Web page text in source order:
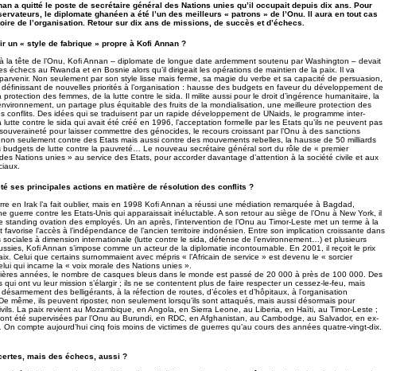
a quitté le poste de secrétaire général des Nations unies qu’il occupait depuis dix ans. Pour
le diplomate ghanéen a été l’un des meilleurs « patrons » de l’Onu. Il aura en tout cas
de l’organisation. Retour sur dix ans de missions, de succès et d’échecs.
un « style de fabrique » propre à Kofi Annan ?
la tête de l’Onu, Kofi Annan – diplomate de longue date ardemment soutenu par Washington – devait
échecs au Rwanda et en Bosnie alors qu’il dirigeait les opérations de maintien de la paix. Il va
Non seulement par son style lisse mais ferme, sa magie du verbe et sa capacité de persuasion,
de nouvelles priorités à l’organisation : hausse des budgets en faveur du développement de
protection des femmes, de la lutte contre le sida. Il milite aussi pour le droit d’ingérence humanitaire, la
un partage plus équitable des fruits de la mondialisation, une meilleure protection des
conflits. Des idées qui se traduisent par un rapide développement de UNaids, le programme inter-
lutte contre le sida qui avait été créé en 1996, l’acceptation formelle par les Etats qu’ils ne peuvent pas
pour laisser commettre des génocides, le recours croissant par l’Onu à des sanctions
seulement contre des Etats mais aussi contre des mouvements rebelles, la hausse de 50 milliards
budgets de lutte contre la pauvreté… Le nouveau secrétaire général sort du rôle de « premier
Nations unies » au service des Etats, pour accorder davantage d’attention à la société civile et aux
ses principales actions en matière de résolution des conflits ?
en Irak l’a fait oublier, mais en 1998 Kofi Annan a réussi une médiation remarquée à Bagdad,
guerre contre les Etats-Unis qui apparaissait inéluctable. A son retour au siège de l’Onu à New York, il
standing ovation des employés. Un an après, l’intervention de l’Onu au Timor-Leste met un terme à la
favorise l’accès à l’indépendance de l’ancien territoire indonésien. Entre son implication croissante dans
sociales à dimension internationale (lutte contre le sida, défense de l’environnement…) et plusieurs
Kofi Annan s’impose comme un acteur de la diplomatie incontournable. En 2001, il reçoit le prix
Celui que certains surnommaient avec mépris « l’Africain de service » est devenu le « sorcier
qui incarne la « voix morale des Nations unies ».
années, le nombre de casques bleus dans le monde est passé de 20 000 à près de 100 000. Des
qui ont vu leur mission s’élargir ; ils ne se contentent plus de faire respecter un cessez-le-feu, mais
des belligérants, à la réfection de routes, d’écoles et d’hôpitaux, à l’organisation
même, ils peuvent riposter, non seulement lorsqu’ils sont attaqués, mais aussi désormais pour
La paix revient au Mozambique, en Angola, en Sierra Leone, au Liberia, en Haïti, au Timor-Leste ;
été supervisées par l’Onu au Burundi, en RDC, en Afghanistan, au Cambodge, au Salvador, en ex-
compte aujourd’hui cinq fois moins de victimes de guerres qu’au cours des années quatre-vingt-dix.
mais des échecs, aussi ?